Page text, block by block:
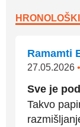
HRONOLOŠKI
Ramamti
27.05.2026 •
Sve je
Takvo